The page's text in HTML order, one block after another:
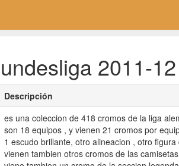
2011-
Descripción
es una coleccion de 418 cromos de la liga
son 18 equipos , y vienen 21 cromos por
1 escudo brillante, otro alineacion , otro
vienen tambien otros cromos de las